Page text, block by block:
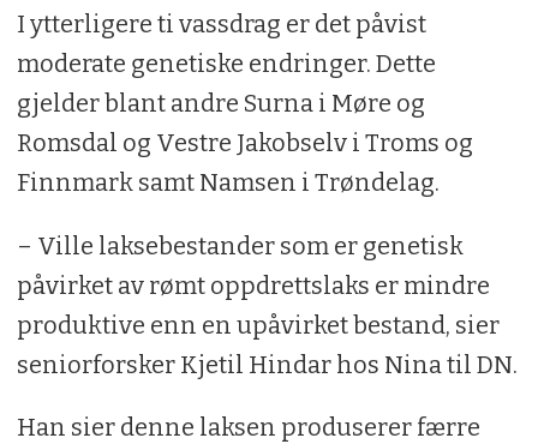
I ytterligere ti vassdrag er det påvist
moderate genetiske endringer. Dette
gjelder blant andre Surna i Møre og
Romsdal og Vestre Jakobselv i Troms og
Finnmark samt Namsen i Trøndelag.
– Ville laksebestander som er genetisk
påvirket av rømt oppdrettslaks er mindre
produktive enn en upåvirket bestand, sier
seniorforsker Kjetil Hindar hos Nina til DN.
Han sier denne laksen produserer færre